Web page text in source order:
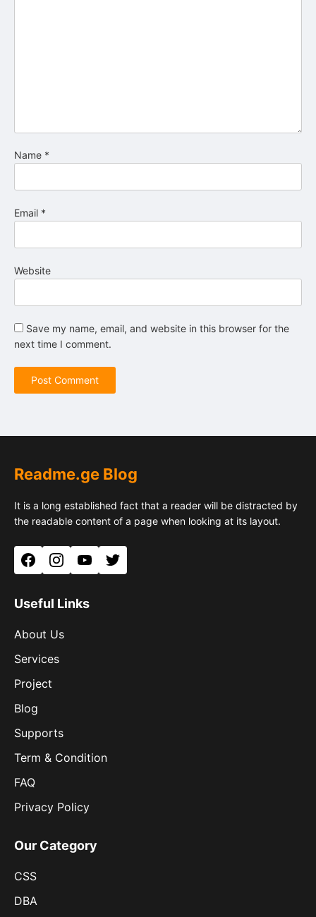
Name *
Email *
Website
Save my name, email, and website in this browser for the
next time I comment.
Readme.ge Blog
It is a long established fact that a reader will be distracted by
the readable content of a page when looking at its layout.
FacebookInstagramYouTubeTwitter
Useful Links
About Us
Services
Project
Blog
Supports
Term & Condition
FAQ
Privacy Policy
Our Category
CSS
DBA